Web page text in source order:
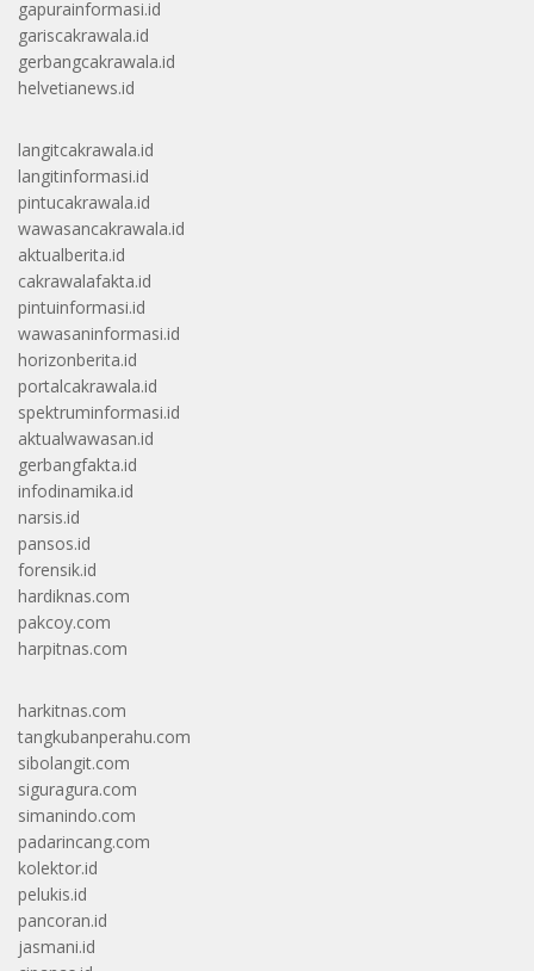
gapurainformasi.id
gariscakrawala.id
gerbangcakrawala.id
helvetianews.id
langitcakrawala.id
langitinformasi.id
pintucakrawala.id
wawasancakrawala.id
aktualberita.id
cakrawalafakta.id
pintuinformasi.id
wawasaninformasi.id
horizonberita.id
portalcakrawala.id
spektruminformasi.id
aktualwawasan.id
gerbangfakta.id
infodinamika.id
narsis.id
pansos.id
forensik.id
hardiknas.com
pakcoy.com
harpitnas.com
harkitnas.com
tangkubanperahu.com
sibolangit.com
siguragura.com
simanindo.com
padarincang.com
kolektor.id
pelukis.id
pancoran.id
jasmani.id